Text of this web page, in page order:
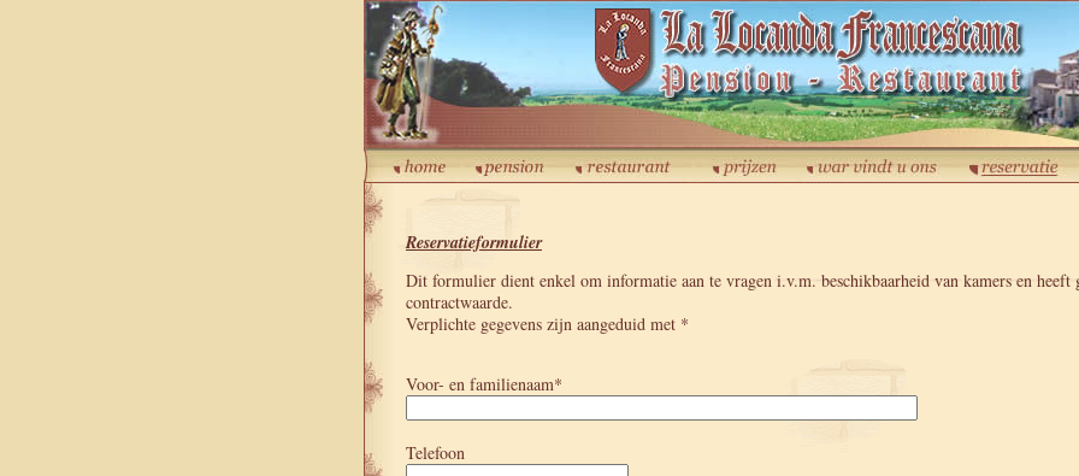
Reservatieformulier
Dit formulier dient enkel om informatie aan te vragen i.v.m. beschikbaarheid van kamers en heeft
contractwaarde.
Verplichte gegevens zijn aangeduid met *
Voor- en familienaam*
Telefoon